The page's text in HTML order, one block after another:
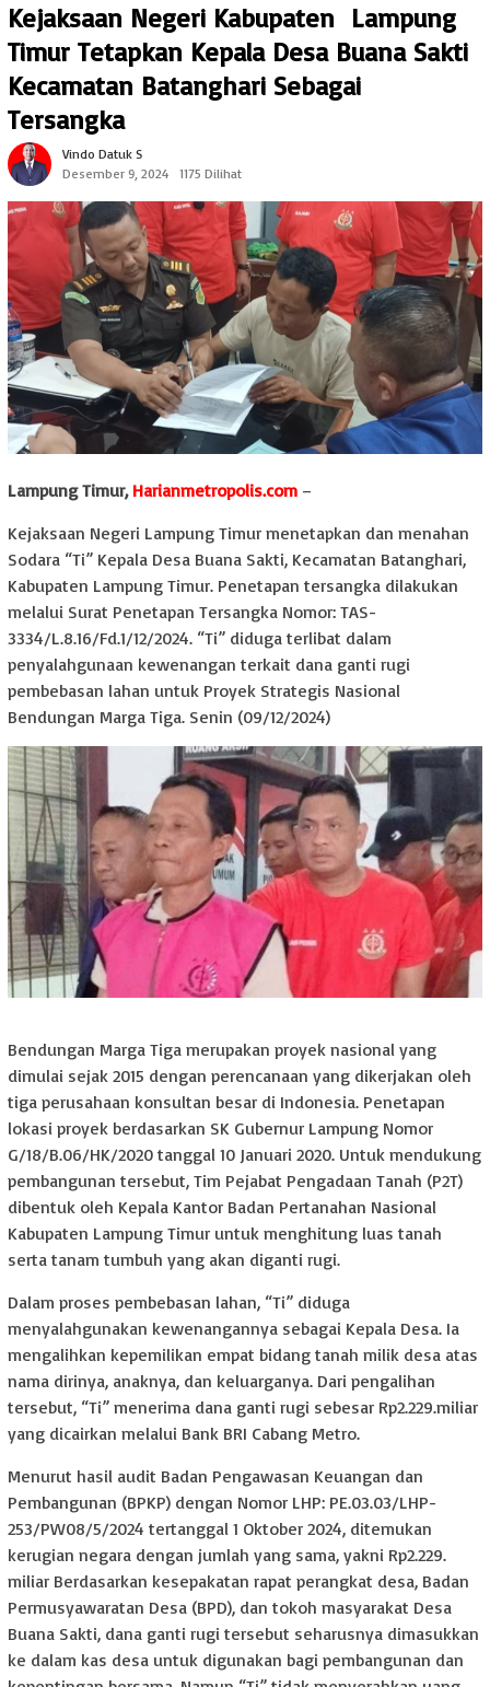
Kejaksaan Negeri Kabupaten Lampung
Timur Tetapkan Kepala Desa Buana Sakti
Kecamatan Batanghari Sebagai
Tersangka
Vindo Datuk S
Desember 9, 2024
1175 Dilihat
Lampung Timur, Harianmetropolis.com –
Kejaksaan Negeri Lampung Timur menetapkan dan menahan
Sodara “Ti” Kepala Desa Buana Sakti, Kecamatan Batanghari,
Kabupaten Lampung Timur. Penetapan tersangka dilakukan
melalui Surat Penetapan Tersangka Nomor: TAS-
3334/L.8.16/Fd.1/12/2024. “Ti” diduga terlibat dalam
penyalahgunaan kewenangan terkait dana ganti rugi
pembebasan lahan untuk Proyek Strategis Nasional
Bendungan Marga Tiga. Senin (09/12/2024)
Bendungan Marga Tiga merupakan proyek nasional yang
dimulai sejak 2015 dengan perencanaan yang dikerjakan oleh
tiga perusahaan konsultan besar di Indonesia. Penetapan
lokasi proyek berdasarkan SK Gubernur Lampung Nomor
G/18/B.06/HK/2020 tanggal 10 Januari 2020. Untuk mendukung
pembangunan tersebut, Tim Pejabat Pengadaan Tanah (P2T)
dibentuk oleh Kepala Kantor Badan Pertanahan Nasional
Kabupaten Lampung Timur untuk menghitung luas tanah
serta tanam tumbuh yang akan diganti rugi.
Dalam proses pembebasan lahan, “Ti” diduga
menyalahgunakan kewenangannya sebagai Kepala Desa. Ia
mengalihkan kepemilikan empat bidang tanah milik desa atas
nama dirinya, anaknya, dan keluarganya. Dari pengalihan
tersebut, “Ti” menerima dana ganti rugi sebesar Rp2.229.miliar
yang dicairkan melalui Bank BRI Cabang Metro.
Menurut hasil audit Badan Pengawasan Keuangan dan
Pembangunan (BPKP) dengan Nomor LHP: PE.03.03/LHP-
253/PW08/5/2024 tertanggal 1 Oktober 2024, ditemukan
kerugian negara dengan jumlah yang sama, yakni Rp2.229.
miliar Berdasarkan kesepakatan rapat perangkat desa, Badan
Permusyawaratan Desa (BPD), dan tokoh masyarakat Desa
Buana Sakti, dana ganti rugi tersebut seharusnya dimasukkan
ke dalam kas desa untuk digunakan bagi pembangunan dan